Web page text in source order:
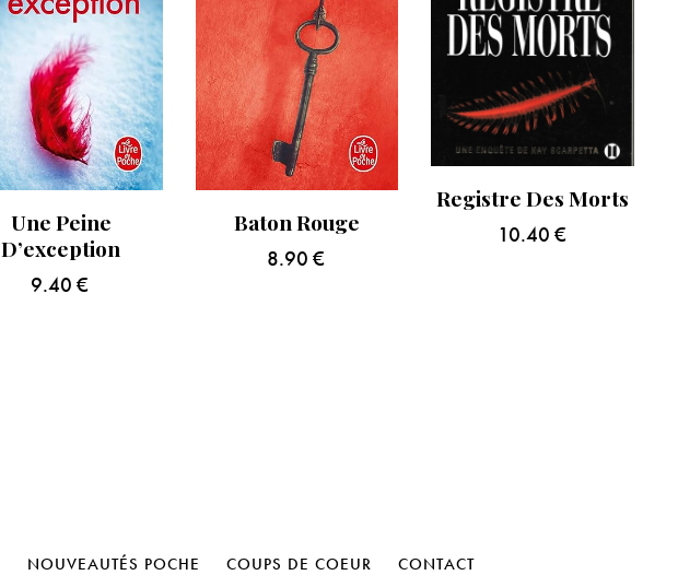
Une Peine
D’exception
9.40€
Baton Rouge
8.90 €
Registre Des Morts
10.40 €
NOUVEAUTÉS POCHE COUPS DE COEUR CONTACT